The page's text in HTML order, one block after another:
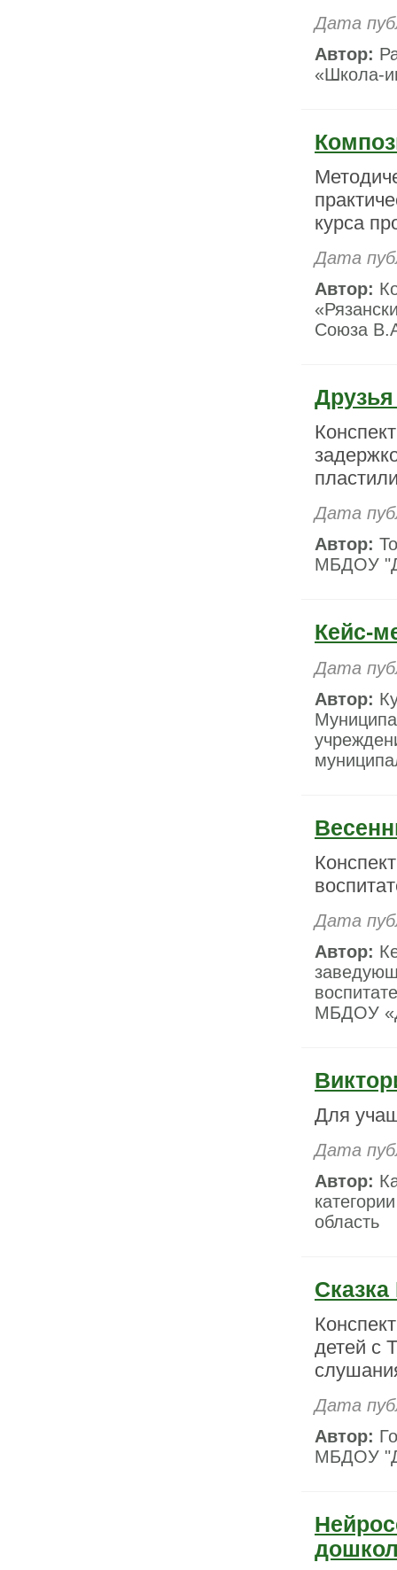
Дата
Автор:
«Школа-
курса
Дата
Автор:
Союза
Дата
Автор:
МБДОУ
Кейс-
Дата
Автор:
Дата
Автор:
МБДОУ
Для
Дата
Автор:
область
детей с
Дата
Автор:
МБДОУ